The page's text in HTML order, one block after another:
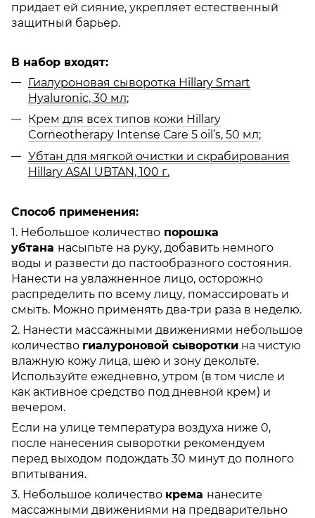
придает ей сияние, укрепляет естественный
защитный барьер.
В набор входят:
Гиалуроновая сыворотка Hillary Smart
Hyaluronic, 30 мл;
Крем для всех типов кожи Hillary
Corneotherapy Intense Сare 5 oil’s, 50 мл;
Убтан для мягкой очистки и скрабирования
Hillary ASAI UBTAN, 100 г.
Способ применения:
1. Небольшое количество порошка
убтана насыпьте на руку, добавить немного
воды и развести до пастообразного состояния.
Нанести на увлажненное лицо, осторожно
распределить по всему лицу, помассировать и
смыть. Можно применять два-три раза в неделю.
2. Нанести массажными движениями небольшое
количество гиалуроновой сыворотки на чистую
влажную кожу лица, шею и зону декольте.
Используйте ежедневно, утром (в том числе и
как активное средство под дневной крем) и
вечером.
Если на улице температура воздуха ниже 0,
после нанесения сыворотки рекомендуем
перед выходом подождать 30 минут до полного
впитывания.
3. Небольшое количество крема нанесите
массажными движениями на предварительно